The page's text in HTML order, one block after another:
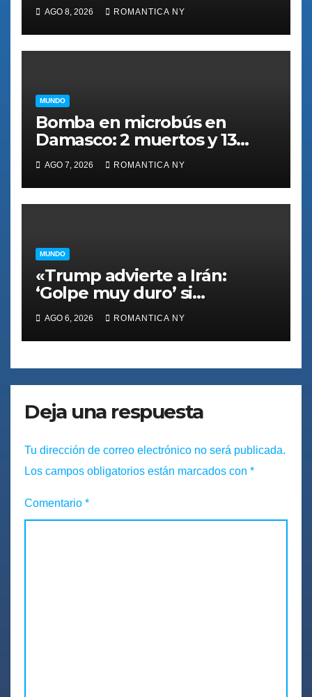
Rubio: ‘Es un bolsonarista
que odia a América Latina'»
AGO 8, 2026 ROMANTICA NY
MUNDO
Bomba en microbús en
Damasco: 2 muertos y 13
heridos en un nuevo
episodio de violencia en Siria
AGO 7, 2026 ROMANTICA NY
MUNDO
«Trump advierte a Irán:
‘Golpe muy duro’ si
retrocede en negociaciones
nucleares»
AGO 6, 2026 ROMANTICA NY
Deja una respuesta
Tu dirección de correo electrónico no será publicada.
Los campos obligatorios están marcados con *
Comentario *